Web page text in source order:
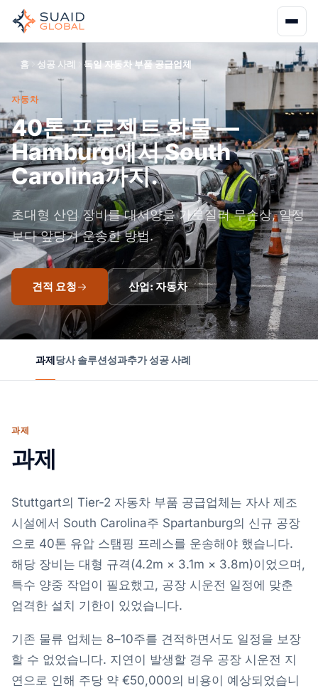
홈 성공 사례 독일 자동차 부품 공급업체
자동차
40톤 프로젝트 화물 —
Hamburg에서 South
Carolina까지.
초대형 산업 장비를 대서양을 가로질러 무손상, 일정
보다 앞당겨 운송한 방법.
견적 요청 산업: 자동차
과제당사 솔루션성과추가 성공 사례
과제
과제
Stuttgart의 Tier-2 자동차 부품 공급업체는 자사 제조
시설에서 South Carolina주 Spartanburg의 신규 공장
으로 40톤 유압 스탬핑 프레스를 운송해야 했습니다.
해당 장비는 대형 규격(4.2m × 3.1m × 3.8m)이었으며,
특수 양중 작업이 필요했고, 공장 시운전 일정에 맞춘
엄격한 설치 기한이 있었습니다.
기존 물류 업체는 8–10주를 견적하면서도 일정을 보장
할 수 없었습니다. 지연이 발생할 경우 공장 시운전 지
연으로 인해 주당 약 €50,000의 비용이 예상되었습니